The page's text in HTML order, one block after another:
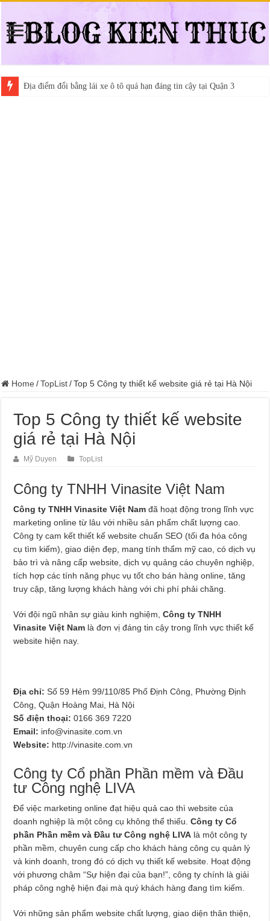
Địa điểm đổi bằng lái xe ô tô quá hạn đáng tin cậy tại Quận 3
Home / TopList / Top 5 Công ty thiết kế website giá rẻ tại Hà Nội
Top 5 Công ty thiết kế website
giá rẻ tại Hà Nội
Mỹ Duyen TopList
Công ty TNHH Vinasite Việt Nam
Công ty TNHH Vinasite Việt Namđã hoạt động trong lĩnh vực
marketing online từ lâu với nhiều sản phẩm chất lượng cao.
Công ty cam kết thiết kế website chuẩn SEO (tối đa hóa công
cụ tìm kiếm), giao diện đẹp, mang tính thẩm mỹ cao, có dịch vụ
bảo trì và nâng cấp website, dịch vụ quảng cáo chuyên nghiệp,
tích hợp các tính năng phục vụ tốt cho bán hàng online, tăng
truy cập, tăng lượng khách hàng với chi phí phải chăng.
Với đội ngũ nhân sự giàu kinh nghiệm,Công ty TNHH
Vinasite Việt Nam là đơn vị đáng tin cậy trong lĩnh vực thiết kế
website hiện nay.
Địa chỉ:Số 59 Hẻm 99/110/85 Phố Định Công, Phường Định
Công, Quận Hoàng Mai, Hà Nội
Số điện thoại:0166 369 7220
Email: info@vinasite.com.vn
Website: http://vinasite.com.vn
Công ty Cổ phần Phần mềm và Đầu
tư Công nghệ LIVA
Để việc marketing online đạt hiệu quả cao thì website của
doanh nghiệp là một công cụ không thể thiếu.Công ty Cổ
phần Phần mềm và Đầu tư Công nghệ LIVA là một công ty
phần mềm, chuyên cung cấp cho khách hàng công cụ quản lý
và kinh doanh, trong đó có dịch vụ thiết kế website. Hoạt động
với phương châm “Sự hiện đại của bạn!”, công ty chính là giải
pháp công nghệ hiện đại mà quý khách hàng đang tìm kiếm.
Với những sản phẩm website chất lượng, giao diện thân thiện,